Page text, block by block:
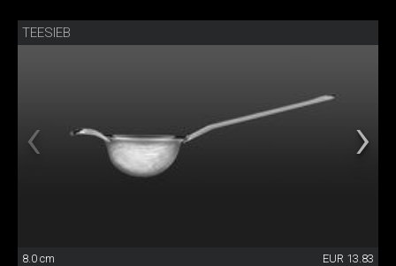
TEESIEB
8.0 cm EUR 13.83